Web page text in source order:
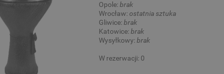
Opole:brak
Wrocław:ostatnia sztuka
Gliwice:brak
Katowice:brak
Wysyłkowy:brak
W rezerwacji: 0